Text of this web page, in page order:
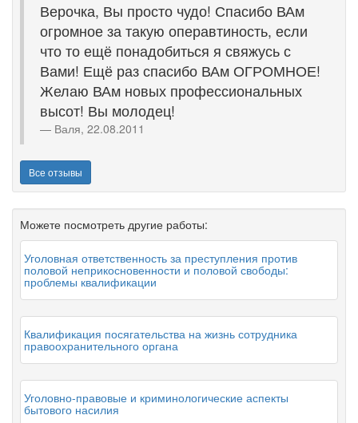
Верочка, Вы просто чудо! Спасибо ВАм
огромное за такую операвтиность, если
что то ещё понадобиться я свяжусь с
Вами! Ещё раз спасибо ВАм ОГРОМНОЕ!
Желаю ВАм новых профессиональных
высот! Вы молодец!
Валя, 22.08.2011
Все отзывы
Можете посмотреть другие работы:
Уголовная ответственность за преступления против
половой неприкосновенности и половой свободы:
проблемы квалификации
Квалификация посягательства на жизнь сотрудника
правоохранительного органа
Уголовно-правовые и криминологические аспекты
бытового насилия